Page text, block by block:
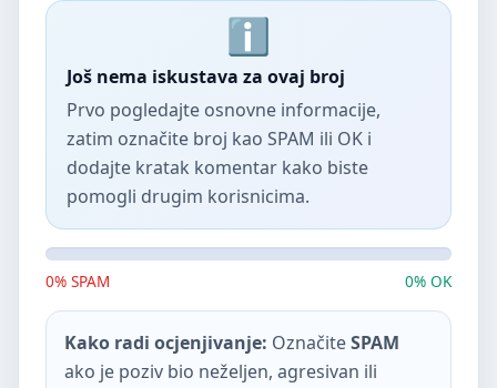
Još nema iskustava za ovaj broj
Prvo pogledajte osnovne informacije,
zatim označite broj kao SPAM ili OK i
dodajte kratak komentar kako biste
pomogli drugim korisnicima.
0% SPAM 0% OK
Kako radi ocjenjivanje: OznačiteSPAM
ako je poziv bio neželjen, agresivan ili